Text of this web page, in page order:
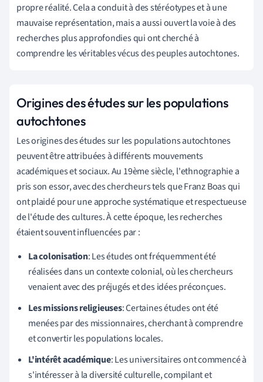
propre réalité. Cela a conduit à des stéréotypes et à une
mauvaise représentation, mais a aussi ouvert la voie à des
recherches plus approfondies qui ont cherché à
comprendre les véritables vécus des peuples autochtones.
Origines des études sur les populations
autochtones
Les origines des études sur les populations autochtones
peuvent être attribuées à différents mouvements
académiques et sociaux. Au 19ème siècle, l'ethnographie a
pris son essor, avec des chercheurs tels que Franz Boas qui
ont plaidé pour une approche systématique et respectueuse
de l'étude des cultures. À cette époque, les recherches
étaient souvent influencées par :
La colonisation: Les études ont fréquemment été
réalisées dans un contexte colonial, où les chercheurs
venaient avec des préjugés et des idées préconçues.
Les missions religieuses: Certaines études ont été
menées par des missionnaires, cherchant à comprendre
et convertir les populations locales.
L'intérêt académique: Les universitaires ont commencé à
s'intéresser à la diversité culturelle, compilant et